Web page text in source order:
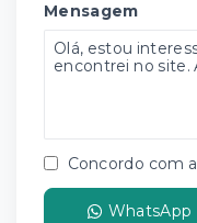
Mensagem
Concordo com a
WhatsApp